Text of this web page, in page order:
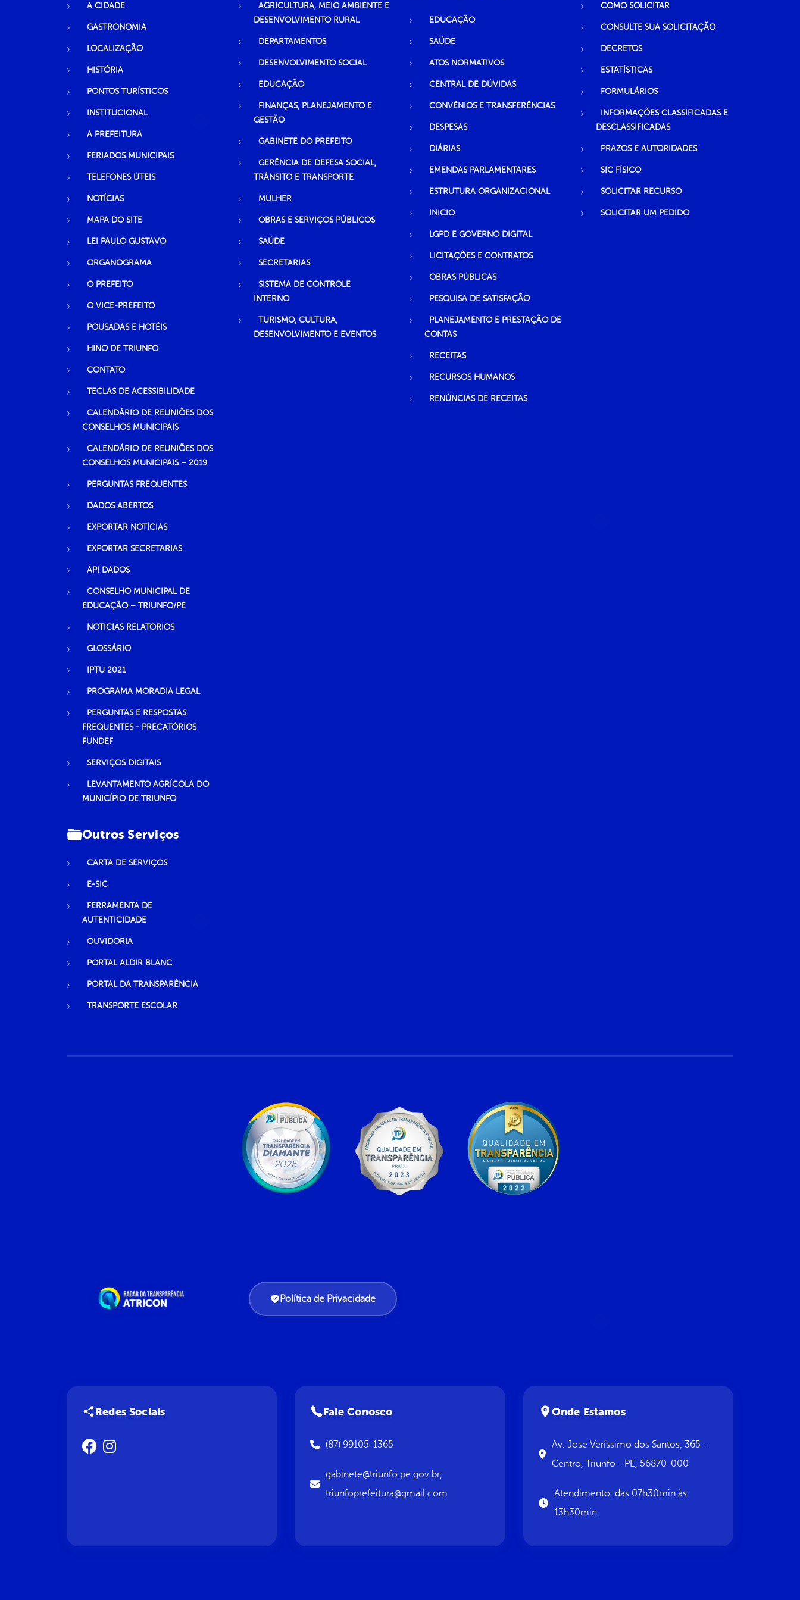
A CIDADE
GASTRONOMIA
LOCALIZAÇÃO
HISTÓRIA
PONTOS TURÍSTICOS
INSTITUCIONAL
A PREFEITURA
FERIADOS MUNICIPAIS
TELEFONES ÚTEIS
NOTÍCIAS
MAPA DO SITE
LEI PAULO GUSTAVO
ORGANOGRAMA
O PREFEITO
O VICE-PREFEITO
POUSADAS E HOTÉIS
HINO DE TRIUNFO
CONTATO
TECLAS DE ACESSIBILIDADE
CALENDÁRIO DE REUNIÕES DOS
CONSELHOS MUNICIPAIS
CALENDÁRIO DE REUNIÕES DOS
CONSELHOS MUNICIPAIS – 2019
PERGUNTAS FREQUENTES
DADOS ABERTOS
EXPORTAR NOTÍCIAS
EXPORTAR SECRETARIAS
API DADOS
CONSELHO MUNICIPAL DE
EDUCAÇÃO – TRIUNFO/PE
NOTICIAS RELATORIOS
GLOSSÁRIO
IPTU 2021
PROGRAMA MORADIA LEGAL
PERGUNTAS E RESPOSTAS
FREQUENTES - PRECATÓRIOS
FUNDEF
SERVIÇOS DIGITAIS
LEVANTAMENTO AGRÍCOLA DO
MUNICÍPIO DE TRIUNFO
AGRICULTURA, MEIO AMBIENTE E
DESENVOLVIMENTO RURAL
DEPARTAMENTOS
DESENVOLVIMENTO SOCIAL
EDUCAÇÃO
FINANÇAS, PLANEJAMENTO E
GESTÃO
GABINETE DO PREFEITO
GERÊNCIA DE DEFESA SOCIAL,
TRÂNSITO E TRANSPORTE
MULHER
OBRAS E SERVIÇOS PÚBLICOS
SAÚDE
SECRETARIAS
SISTEMA DE CONTROLE
INTERNO
TURISMO, CULTURA,
DESENVOLVIMENTO E EVENTOS
EDUCAÇÃO
SAÚDE
ATOS NORMATIVOS
CENTRAL DE DÚVIDAS
CONVÊNIOS E TRANSFERÊNCIAS
DESPESAS
DIÁRIAS
EMENDAS PARLAMENTARES
ESTRUTURA ORGANIZACIONAL
INICIO
LGPD E GOVERNO DIGITAL
LICITAÇÕES E CONTRATOS
OBRAS PÚBLICAS
PESQUISA DE SATISFAÇÃO
PLANEJAMENTO E PRESTAÇÃO DE
CONTAS
RECEITAS
RECURSOS HUMANOS
RENÚNCIAS DE RECEITAS
COMO SOLICITAR
CONSULTE SUA SOLICITAÇÃO
DECRETOS
ESTATÍSTICAS
FORMULÁRIOS
INFORMAÇÕES CLASSIFICADAS E
DESCLASSIFICADAS
PRAZOS E AUTORIDADES
SIC FÍSICO
SOLICITAR RECURSO
SOLICITAR UM PEDIDO
Outros Serviços
CARTA DE SERVIÇOS
E-SIC
FERRAMENTA DE
AUTENTICIDADE
OUVIDORIA
PORTAL ALDIR BLANC
PORTAL DA TRANSPARÊNCIA
TRANSPORTE ESCOLAR
Política de Privacidade
Redes Sociais Fale Conosco
(87) 99105-1365
gabinete@triunfo.pe.gov.br;
triunfoprefeitura@gmail.com
Onde Estamos
Av. Jose Veríssimo dos Santos, 365 -
Centro, Triunfo - PE, 56870-000
Atendimento: das 07h30min às
13h30min